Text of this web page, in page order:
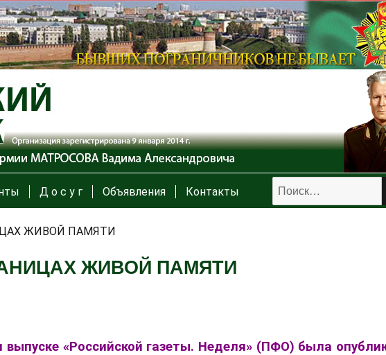
Искать:
Д о с у г Объявления Контакты
ЖИВОЙ ПАМЯТИ
ЖИВОЙ ПАМЯТИ
«Российской газеты. Неделя» (ПФО) была